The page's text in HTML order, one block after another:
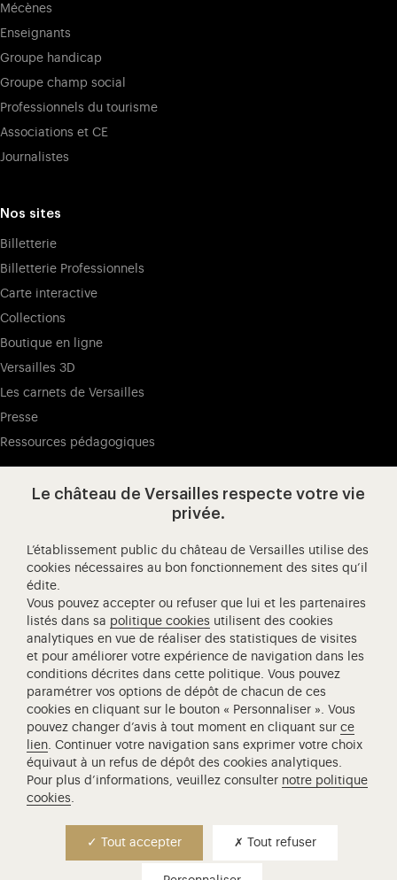
Mécènes
Enseignants
Groupe handicap
Groupe champ social
Professionnels du tourisme
Associations et CE
Journalistes
Nos sites
Billetterie
Billetterie Professionnels
Carte interactive
Collections
Boutique en ligne
Versailles 3D
Les carnets de Versailles
Presse
Ressources pédagogiques
Visitez notre Facebook (ouverture
Visitez notre X (ouverture dans un
Visitez notre Instagram
Visitez notre YouTube
Château de Versailles Spectacles
L'Opéra royal de Versailles
Centre de recherche du château de Versailles
Centre de Musique Baroque de Versailles
Réseau des Résidences Royales Européenne
Société des Amis de Versailles
Académie équestre nationale du domaine de Versailles
Campus Versailles
Le château de Versailles respecte votre vie
privée.
L’établissement public du château de Versailles utilise des
cookies nécessaires au bon fonctionnement des sites qu’il
édite.
Vous pouvez accepter ou refuser que lui et les partenaires
listés dans sa politique cookies utilisent des cookies
analytiques en vue de réaliser des statistiques de visites
et pour améliorer votre expérience de navigation dans les
conditions décrites dans cette politique. Vous pouvez
paramétrer vos options de dépôt de chacun de ces
cookies en cliquant sur le bouton « Personnaliser ». Vous
pouvez changer d’avis à tout moment en cliquant surce
lien. Continuer votre navigation sans exprimer votre choix
équivaut à un refus de dépôt des cookies analytiques.
Pour plus d’informations, veuillez consulter notre politique
cookies.
Tout accepter Tout refuser